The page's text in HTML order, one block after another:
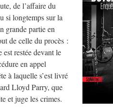
de l’affaire du
si longtemps sur la
grande partie en
de celle du procès :
est restée devant le
en appel
à laquelle s’est livré
Lloyd Parry, que
et juge les crimes.